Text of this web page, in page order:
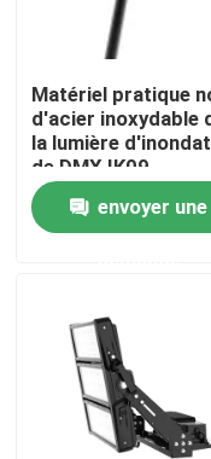
Contrôle de qualité
Demandez une
Lumières de cour
Lumière
Lumière
Matériel pratique
d'acier inoxydable
la lumière
de DMX IK09
envoyer une